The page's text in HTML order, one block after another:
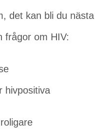
det kan bli du
frågor om HIV:
hivpositiva